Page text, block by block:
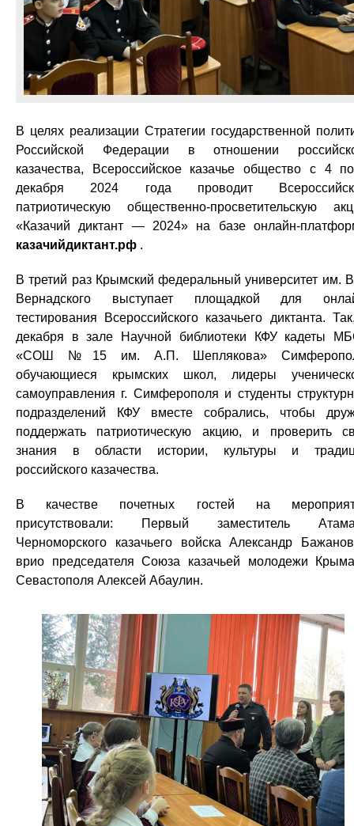
В целях реализации Стратегии государственной
Российской Федерации в отношении
казачества, Всероссийское казачье общество с 4
декабря 2024 года проводит
патриотическую общественно-просветительскую
«Казачий диктант — 2024» на базе онлайн-
казачийдиктант.рф .
В третий раз Крымский федеральный университет им.
Вернадского выступает площадкой для
тестирования Всероссийского казачьего диктанта.
декабря в зале Научной библиотеки КФУ кадеты
«СОШ №15 им. А.П. Шеплякова»
обучающиеся крымских школ, лидеры
самоуправления г. Симферополя и студенты
подразделений КФУ вместе собрались, чтобы
поддержать патриотическую акцию, и проверить
знания в области истории, культуры и
российского казачества.
В качестве почетных гостей на
присутствовали: Первый заместитель
Черноморского казачьего войска Александр
врио председателя Союза казачьей молодежи
Севастополя Алексей Абаулин.